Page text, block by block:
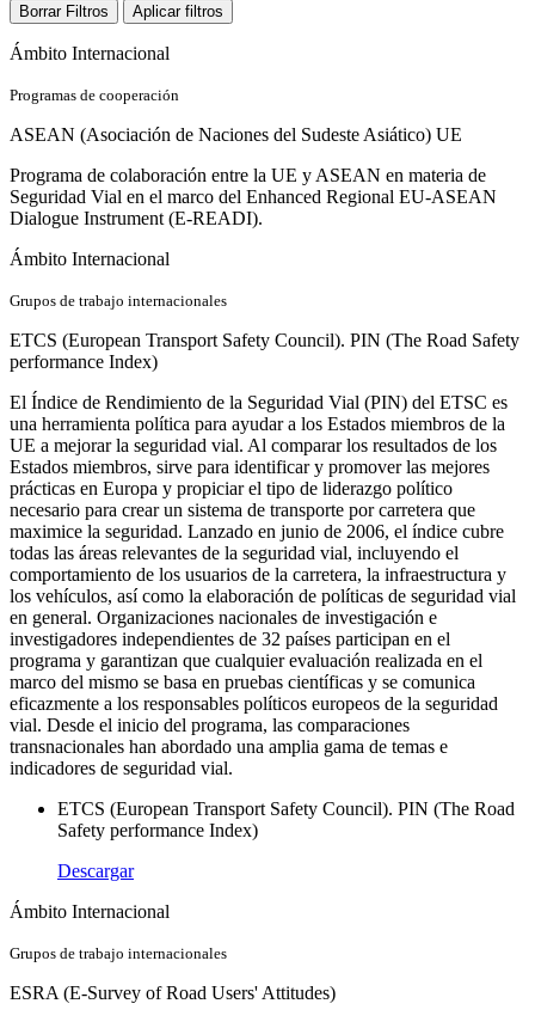
Borrar Filtros Aplicar filtros
Ámbito Internacional
Programas de cooperación
ASEAN (Asociación de Naciones del Sudeste Asiático) UE
Programa de colaboración entre la UE y ASEAN en materia de
Seguridad Vial en el marco del Enhanced Regional EU-ASEAN
Dialogue Instrument (E-READI).
Ámbito Internacional
Grupos de trabajo internacionales
ETCS (European Transport Safety Council). PIN (The Road Safety
performance Index)
El Índice de Rendimiento de la Seguridad Vial (PIN) del ETSC es
una herramienta política para ayudar a los Estados miembros de la
UE a mejorar la seguridad vial. Al comparar los resultados de los
Estados miembros, sirve para identificar y promover las mejores
prácticas en Europa y propiciar el tipo de liderazgo político
necesario para crear un sistema de transporte por carretera que
maximice la seguridad. Lanzado en junio de 2006, el índice cubre
todas las áreas relevantes de la seguridad vial, incluyendo el
comportamiento de los usuarios de la carretera, la infraestructura y
los vehículos, así como la elaboración de políticas de seguridad vial
en general. Organizaciones nacionales de investigación e
investigadores independientes de 32 países participan en el
programa y garantizan que cualquier evaluación realizada en el
marco del mismo se basa en pruebas científicas y se comunica
eficazmente a los responsables políticos europeos de la seguridad
vial. Desde el inicio del programa, las comparaciones
transnacionales han abordado una amplia gama de temas e
indicadores de seguridad vial.
ETCS (European Transport Safety Council). PIN (The Road
Safety performance Index)
Descargar
Ámbito Internacional
Grupos de trabajo internacionales
ESRA (E-Survey of Road Users' Attitudes)